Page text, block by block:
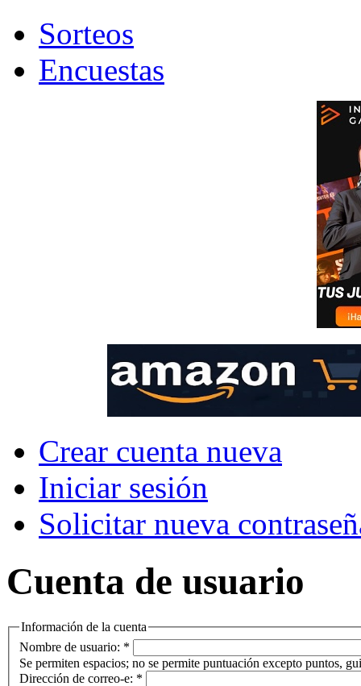
Sorteos
Encuestas
Crear cuenta nueva
Iniciar sesión
Solicitar nueva
Cuenta de usuario
Información de la cuenta
Nombre de usuario: *
Se permiten espacios; no se permite puntuación excepto puntos,
Dirección de correo-e: *